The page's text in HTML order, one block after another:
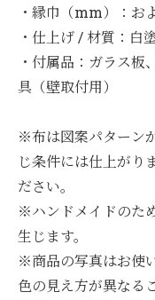
・縁巾（mm）：お
・仕上げ / 材質：白
・付属品：ガラス
具（壁取付用）
※布は図案パターン
じ条件には仕上がり
ださい。
※ハンドメイドのた
生じます。
※商品の写真はお使
色の見え方が異なる